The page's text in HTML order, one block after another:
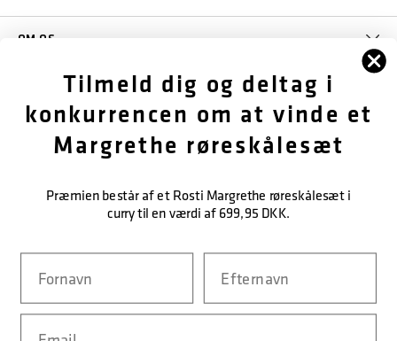
OM OS
KUNDESERVICE
NEM BETALING
Tilmeld dig og deltag i
konkurrencen om at vinde et
Margrethe røreskålesæt
Præmien består af et Rosti Margrethe røreskålesæt i
curry til en værdi af 699,95 DKK.